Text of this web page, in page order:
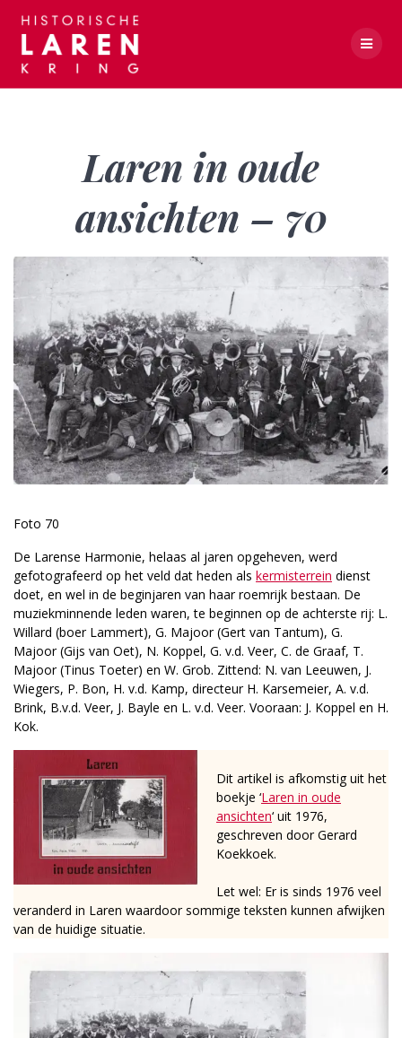
Laren in oude
ansichten – 70
Foto 70
De Larense Harmonie, helaas al jaren opgeheven, werd
gefotografeerd op het veld dat heden als kermisterrein dienst
doet, en wel in de beginjaren van haar roemrijk bestaan. De
muziekminnende leden waren, te beginnen op de achterste rij: L.
Willard (boer Lammert), G. Majoor (Gert van Tantum), G.
Majoor (Gijs van Oet), N. Koppel, G. v.d. Veer, C. de Graaf, T.
Majoor (Tinus Toeter) en W. Grob. Zittend: N. van Leeuwen, J.
Wiegers, P. Bon, H. v.d. Kamp, directeur H. Karsemeier, A. v.d.
Brink, B.v.d. Veer, J. Bayle en L. v.d. Veer. Vooraan: J. Koppel en H.
Kok.
Dit artikel is afkomstig uit het
boekje ‘Laren in oude
ansichten‘ uit 1976,
geschreven door Gerard
Koekkoek.
Let wel: Er is sinds 1976 veel
veranderd in Laren waardoor sommige teksten kunnen afwijken
van de huidige situatie.